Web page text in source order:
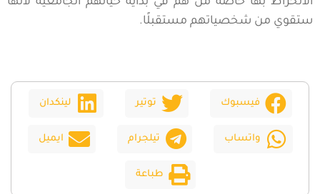
ستقوي من شخصياتهم مستقبلًا.
فيسبوك توتير لينكدان
واتساب تيلجرام ايميل
طباعة